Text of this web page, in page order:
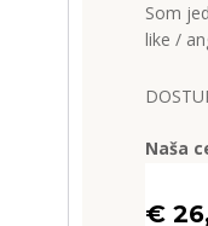
Som
like /
Naša
€